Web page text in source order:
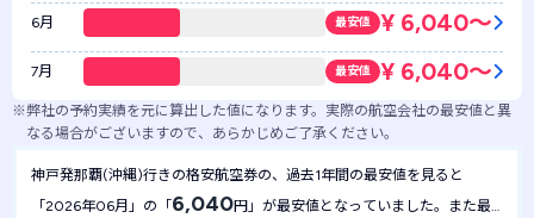
6月 最安値 ¥ 6,040〜
7月 最安値 ¥ 6,040〜
※弊社の予約実績を元に算出した値になります。実際の航空会社の最安値と異
なる場合がございますので、あらかじめご了承ください。
神戸発那覇(沖縄)行きの格安航空券の、過去1年間の最安値を見ると
「2026年06月」の「 6,040円」が最安値となっていました。また最